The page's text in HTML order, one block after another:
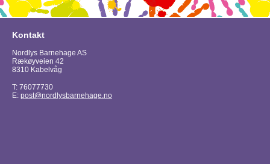
Kontakt
Nordlys Barnehage AS
Rækøyveien 42
8310 Kabelvåg
T: 76077730
E: post@nordlysbarnehage.no